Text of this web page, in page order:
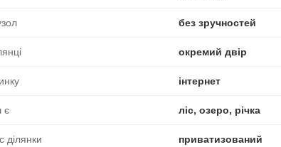
без зручностей
окремий двір
інтернет
є ліс, озеро, річка
ділянки приватизований